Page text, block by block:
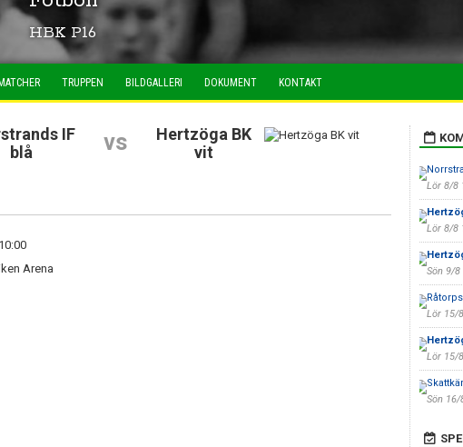
HBK P16
MATCHER TRUPPEN BILDGALLERI DOKUMENT KONTAKT
IF
blå
vs
Hertzöga BK
vit
Arena
Lör 8/8
Lör 8/8
Sön 9/8
Lör 15/
Lör 15/
Sön 16/